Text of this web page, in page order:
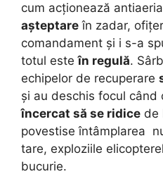
cum acționează
așteptare în zadar,
comandament și i s-a
totul esteîn regulă.
echipelor de recuperare
și au deschis focul când
încercat să se ridice de
povestise întâmplarea
tare, exploziile
bucurie.